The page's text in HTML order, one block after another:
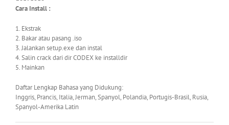
Cara Install :
1. Ekstrak
2. Bakar atau pasang .iso
3. Jalankan setup.exe dan instal
4. Salin crack dari dir CODEX ke installdir
5. Mainkan
Daftar Lengkap Bahasa yang Didukung:
Inggris, Prancis, Italia, Jerman, Spanyol, Polandia, Portugis-Brasil, Rusia,
Spanyol-Amerika Latin